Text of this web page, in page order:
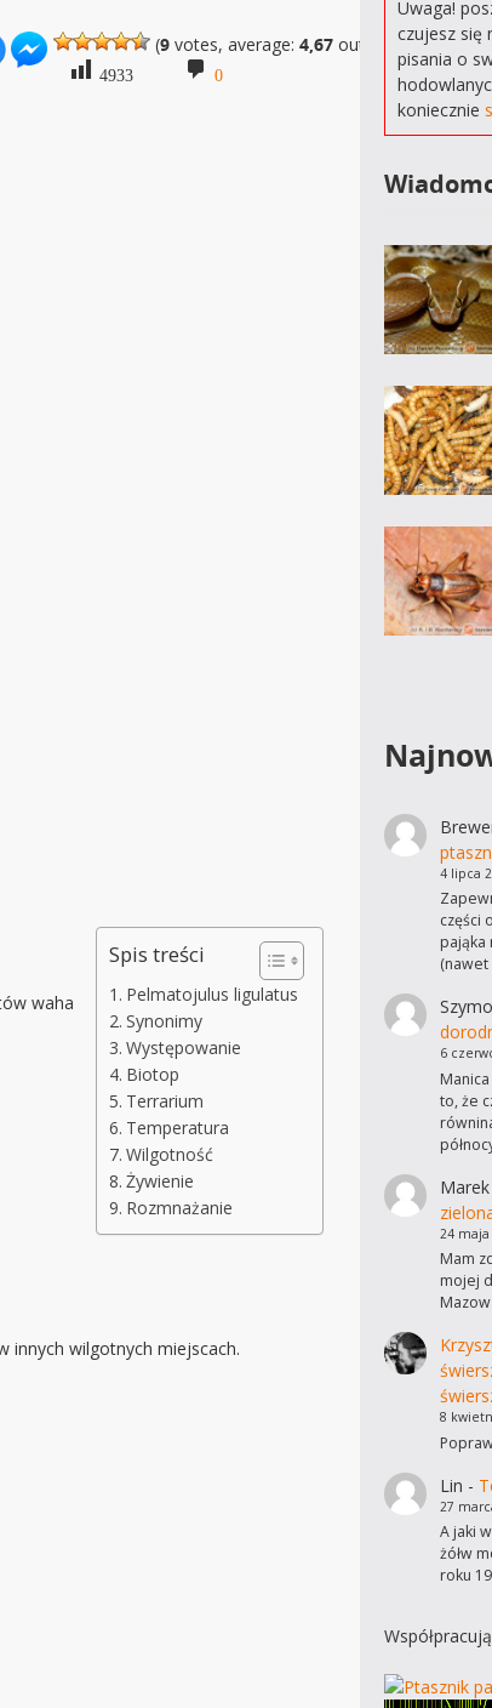
(9votes, average: 4,67out of 5)
4933 0
Spis treści
Pelmatojulus ligulatus
Synonimy
Występowanie
Biotop
Terrarium
Temperatura
Wilgotność
Żywienie
Rozmnażanie
waha
innych wilgotnych miejscach.
Uwaga!
czujesz się
pisania o
koniecznie
4 lipca
części
pająka
6
to, że
Marek
24 maja
Mam
mojej
8
Lin -
27
A jaki
żółw
roku